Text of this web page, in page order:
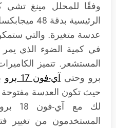
عدسة متغيرة. والتي
في كمية الضوء الذي
برو وحتىآي-فون 17 برو
حيث تكون العدسة مفتوحة
لك
المستخدمون من تغيير